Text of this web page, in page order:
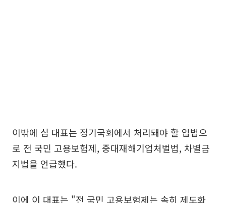
이밖에 심 대표는 정기국회에서 처리돼야 할 입법으
로 전 국민 고용보험제, 중대재해기업처벌법, 차별금
지법을 언급했다.
이에 이 대표는 "전 국민 고용보험제는 속히 제도화